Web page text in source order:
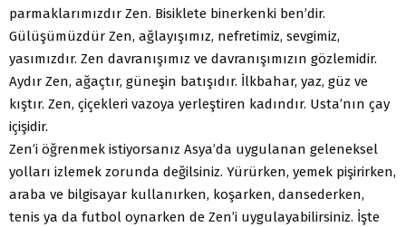
parmaklarımızdır Zen. Bisiklete binerkenki ben’dir.
Gülüşümüzdür Zen, ağlayışımız, nefretimiz, sevgimiz,
yasımızdır. Zen davranışımız ve davranışımızın gözlemidir.
Aydır Zen, ağaçtır, güneşin batışıdır. İlkbahar, yaz, güz ve
kıştır. Zen, çiçekleri vazoya yerleştiren kadındır. Usta’nın çay
içişidir.
Zen’i öğrenmek istiyorsanız Asya’da uygulanan geleneksel
yolları izlemek zorunda değilsiniz. Yürürken, yemek pişirirken,
araba ve bilgisayar kullanırken, koşarken, dansederken,
tenis ya da futbol oynarken de Zen’i uygulayabilirsiniz. İşte